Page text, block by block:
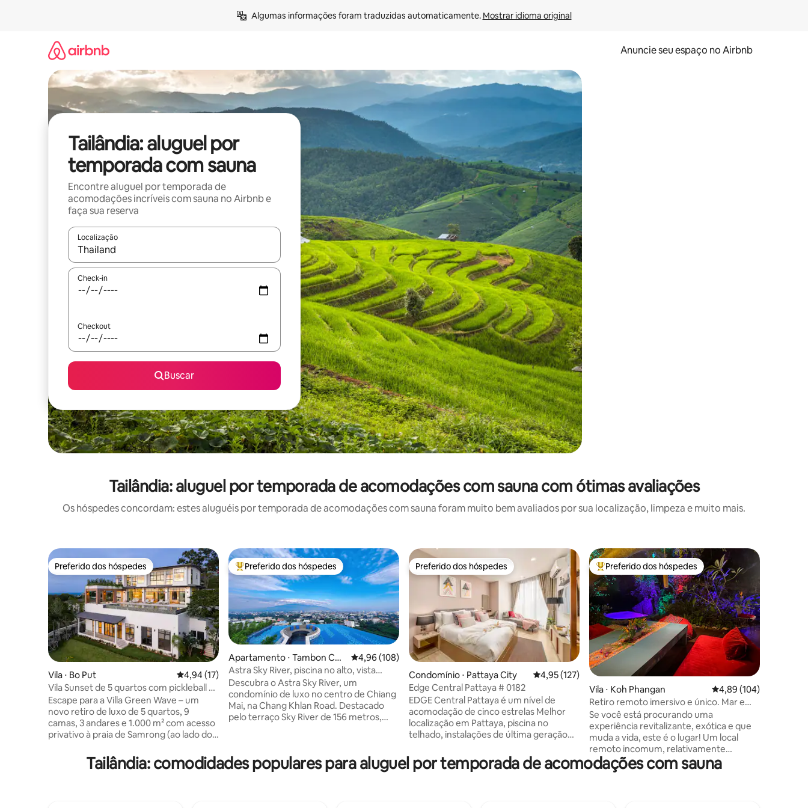
Algumas informações foram traduzidas automaticamente. Mostrar idioma original
Anuncie seu espaço no Airbnb
Tailândia: aluguel por
temporada com sauna
Encontre aluguel por temporada de
acomodações incríveis com sauna no Airbnb e
faça sua reserva
Localização
Quando os resultados estiverem disponíveis, explore-os usando as seta para cima e para baixo do teclado ou tocando e deslizando o dedo na tela.
Check-in
Checkout
Buscar
Tailândia: aluguel por temporada de acomodações com sauna com ótimas avaliações
Os hóspedes concordam: estes aluguéis por temporada de acomodações com sauna foram muito bem avaliados por sua localização, limpeza e muito mais.
Preferido dos hóspedes
Preferido dos hóspedes
Vila ⋅ Bo Put 4,94 de uma avaliação média de 5, 17 avaliações
4,94 (17)
Vila Sunset de 5 quartos com pickleball na
praia | Piscina, sauna, academia
Escape para a Villa Green Wave – um
novo retiro de luxo de 5 quartos, 9
camas, 3 andares e 1.000 m² com acesso
privativo à praia de Samrong (ao lado do
borda infinita de 15m, quadra de
pickleball, sala de bem-estar com
Entre os melhores preferidos dos hóspedes
Preferido dos hóspedes
Apartamento ⋅ Tambon Cha
ng Khlan
4,96 de uma avaliação média de 5, 108 avaliações
4,96 (108)
Astra Sky River, piscina no alto, vista
incrível
Descubra o Astra Sky River, um
condomínio de luxo no centro de Chiang
Mai, na Chang Khlan Road. Destacado
pelo terraço Sky River de 156 metros,
panorâmica. Construído recentemente
em 2023, quase novo. Localização
Preferido dos hóspedes
Preferido dos hóspedes
Condomínio ⋅ Pattaya City 4,95 de uma avaliação média de 5, 127 avaliações
4,95 (127)
Edge Central Pattaya # 0182
EDGE Central Pattaya é um nível de
acomodação de cinco estrelas Melhor
localização em Pattaya, piscina no
telhado, instalações de última geração
geração, um lounge luxuoso Tudo é um
condomínio de borda perfeita Vista do
Entre os melhores preferidos dos hóspedes
Preferido dos hóspedes
Vila ⋅ Koh Phangan 4,89 de uma avaliação
4,89 (104)
Retiro remoto imersivo e único. Mar e
praia
Se você está procurando uma
experiência revitalizante, exótica e que
muda a vida, este é o lugar! Um local
remoto incomum, relativamente
intocado e acessível apenas de barco.
Projetado para casais e viajantes
Tailândia: comodidades populares para aluguel por temporada de acomodações com sauna